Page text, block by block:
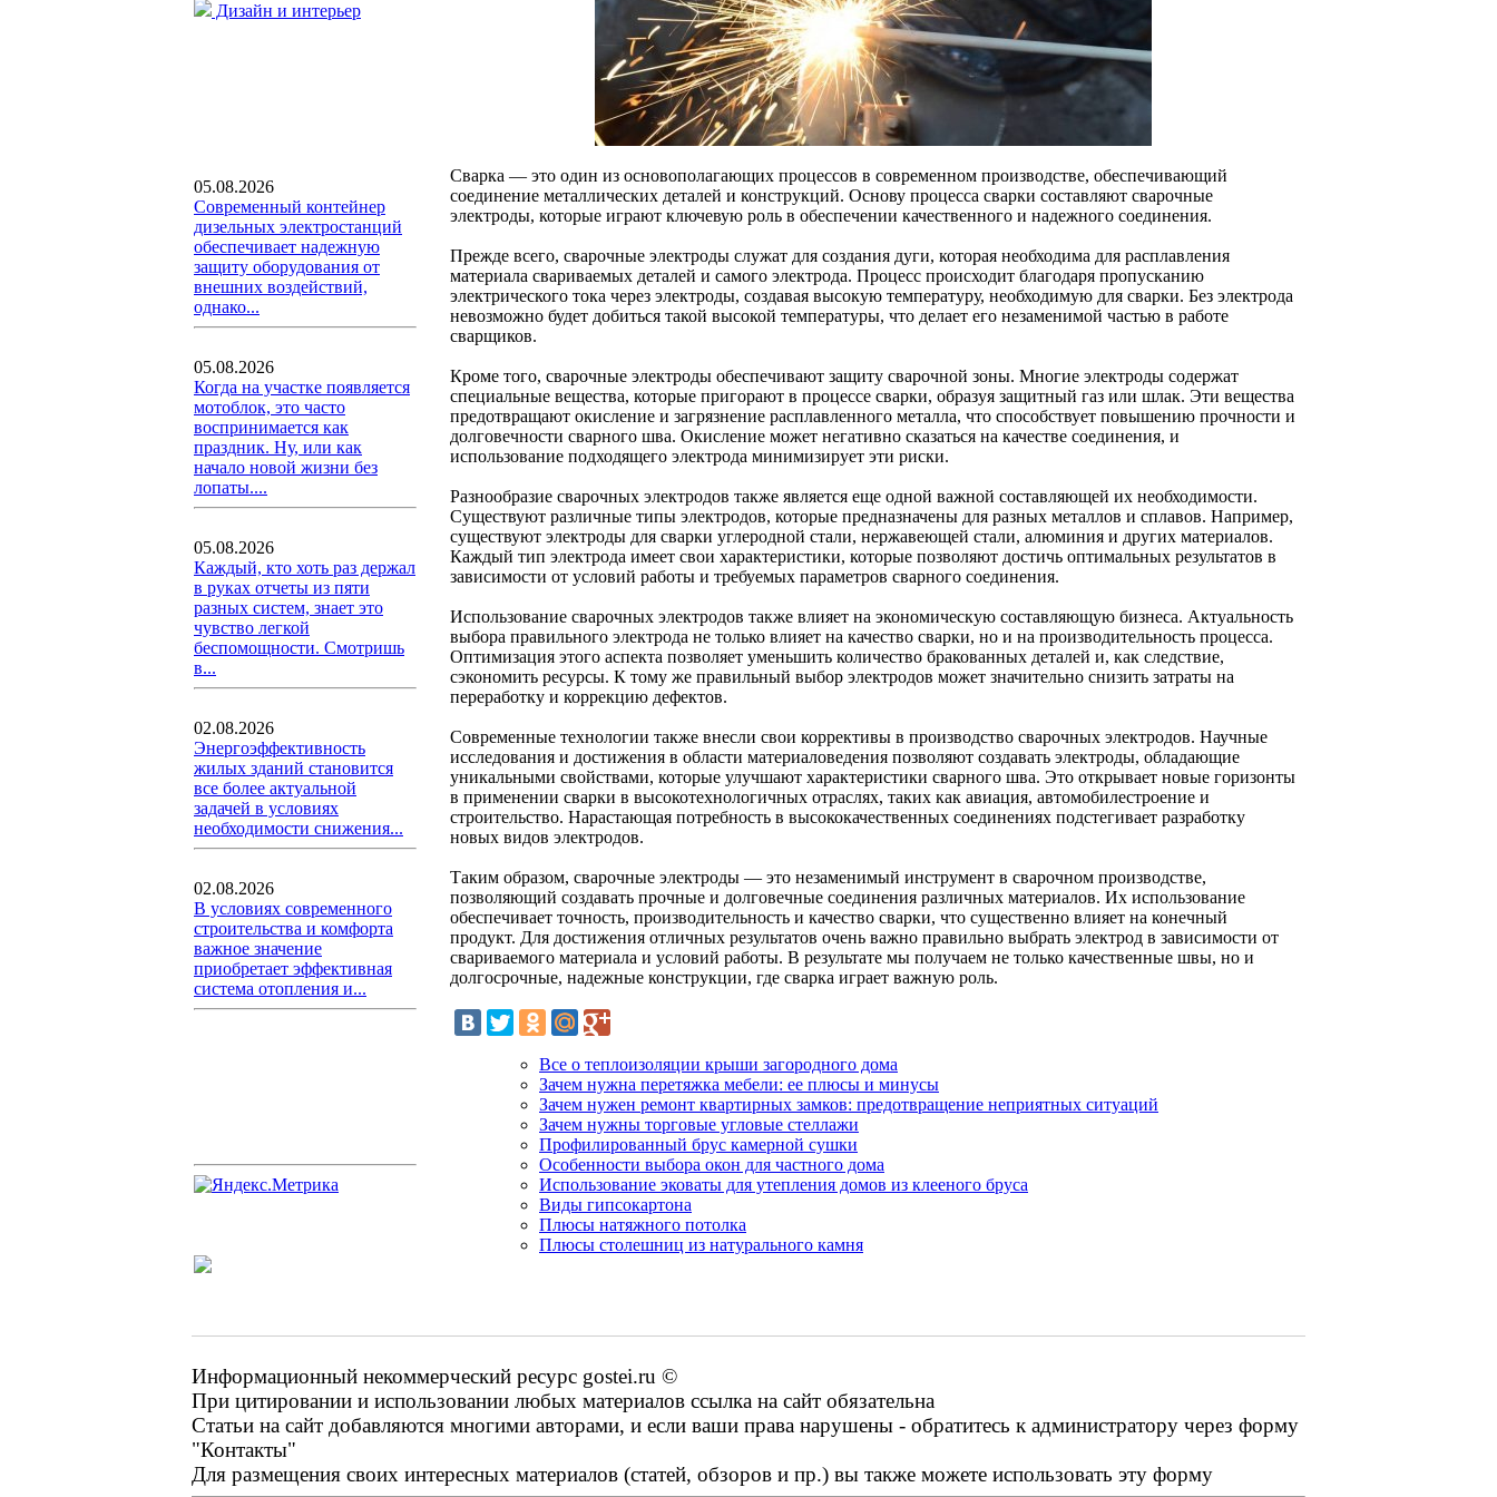
Дизайн и интерьер
05.08.2026
Современный контейнер
дизельных электростанций
обеспечивает надежную
защиту оборудования от
внешних воздействий,
однако...
05.08.2026
Когда на участке появляется
мотоблок, это часто
воспринимается как
праздник. Ну, или как
начало новой жизни без
лопаты....
05.08.2026
Каждый, кто хоть раз держал
в руках отчеты из пяти
разных систем, знает это
чувство легкой
беспомощности. Смотришь
в...
02.08.2026
Энергоэффективность
жилых зданий становится
все более актуальной
задачей в условиях
необходимости снижения...
02.08.2026
В условиях современного
строительства и комфорта
важное значение
приобретает эффективная
система отопления и...
Сварка — это один из основополагающих процессов в современном производстве, обеспечивающий
соединение металлических деталей и конструкций. Основу процесса сварки составляют сварочные
электроды, которые играют ключевую роль в обеспечении качественного и надежного соединения.
Прежде всего, сварочные электроды служат для создания дуги, которая необходима для расплавления
материала свариваемых деталей и самого электрода. Процесс происходит благодаря пропусканию
электрического тока через электроды, создавая высокую температуру, необходимую для сварки. Без электрода
невозможно будет добиться такой высокой температуры, что делает его незаменимой частью в работе
сварщиков.
Кроме того, сварочные электроды обеспечивают защиту сварочной зоны. Многие электроды содержат
специальные вещества, которые пригорают в процессе сварки, образуя защитный газ или шлак. Эти вещества
предотвращают окисление и загрязнение расплавленного металла, что способствует повышению прочности и
долговечности сварного шва. Окисление может негативно сказаться на качестве соединения, и
использование подходящего электрода минимизирует эти риски.
Разнообразие сварочных электродов также является еще одной важной составляющей их необходимости.
Существуют различные типы электродов, которые предназначены для разных металлов и сплавов. Например,
существуют электроды для сварки углеродной стали, нержавеющей стали, алюминия и других материалов.
Каждый тип электрода имеет свои характеристики, которые позволяют достичь оптимальных результатов в
зависимости от условий работы и требуемых параметров сварного соединения.
Использование сварочных электродов также влияет на экономическую составляющую бизнеса. Актуальность
выбора правильного электрода не только влияет на качество сварки, но и на производительность процесса.
Оптимизация этого аспекта позволяет уменьшить количество бракованных деталей и, как следствие,
сэкономить ресурсы. К тому же правильный выбор электродов может значительно снизить затраты на
переработку и коррекцию дефектов.
Современные технологии также внесли свои коррективы в производство сварочных электродов. Научные
исследования и достижения в области материаловедения позволяют создавать электроды, обладающие
уникальными свойствами, которые улучшают характеристики сварного шва. Это открывает новые горизонты
в применении сварки в высокотехнологичных отраслях, таких как авиация, автомобилестроение и
строительство. Нарастающая потребность в высококачественных соединениях подстегивает разработку
новых видов электродов.
Таким образом, сварочные электроды — это незаменимый инструмент в сварочном производстве,
позволяющий создавать прочные и долговечные соединения различных материалов. Их использование
обеспечивает точность, производительность и качество сварки, что существенно влияет на конечный
продукт. Для достижения отличных результатов очень важно правильно выбрать электрод в зависимости от
свариваемого материала и условий работы. В результате мы получаем не только качественные швы, но и
долгосрочные, надежные конструкции, где сварка играет важную роль.
Все о теплоизоляции крыши загородного дома
Зачем нужна перетяжка мебели: ее плюсы и минусы
Зачем нужен ремонт квартирных замков: предотвращение неприятных ситуаций
Зачем нужны торговые угловые стеллажи
Профилированный брус камерной сушки
Особенности выбора окон для частного дома
Использование эковаты для утепления домов из клееного бруса
Виды гипсокартона
Плюсы натяжного потолка
Плюсы столешниц из натурального камня
Информационный некоммерческий ресурс gostei.ru ©
При цитировании и использовании любых материалов ссылка на сайт обязательна
Статьи на сайт добавляются многими авторами, и если ваши права нарушены - обратитесь к администратору через форму
"Контакты"
Для размещения своих интересных материалов (статей, обзоров и пр.) вы также можете использовать эту форму